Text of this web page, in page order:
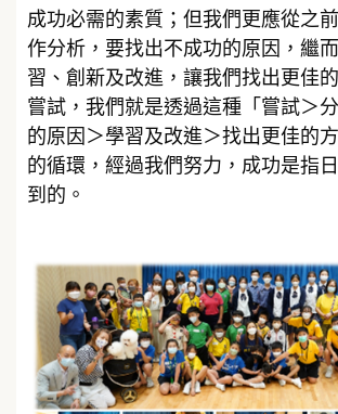
成功必需的素質；但我們更應從之
作分析，要找出不成功的原因，繼
習、創新及改進，讓我們找出更佳
嘗試，我們就是透過這種「嘗試＞
的原因＞學習及改進＞找出更佳的方
的循環，經過我們努力，成功是指
到的。